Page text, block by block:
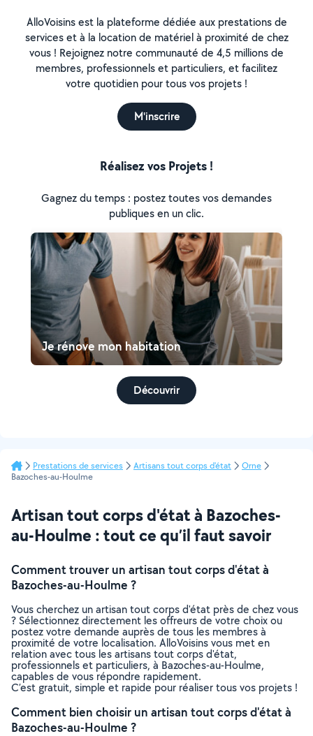
AlloVoisins est la plateforme dédiée aux prestations de
services et à la location de matériel à proximité de chez
vous ! Rejoignez notre communauté de 4,5 millions de
membres, professionnels et particuliers, et facilitez
votre quotidien pour tous vos projets !
M'inscrire
Réalisez vos Projets !
Gagnez du temps : postez toutes vos demandes
publiques en un clic.
Je rénove mon habitation
Découvrir
Prestations de services Artisans tout corps d'état
Orne
Bazoches-au-Houlme
Artisan tout corps d'état à Bazoches-
au-Houlme : tout ce qu’il faut savoir
Comment trouver un artisan tout corps d'état à
Bazoches-au-Houlme ?
Vous cherchez un artisan tout corps d'état près de chez vous
? Sélectionnez directement les offreurs de votre choix ou
postez votre demande auprès de tous les membres à
proximité de votre localisation. AlloVoisins vous met en
relation avec tous les artisans tout corps d'état,
professionnels et particuliers, à Bazoches-au-Houlme,
capables de vous répondre rapidement.
C’est gratuit, simple et rapide pour réaliser tous vos projets !
Comment bien choisir un artisan tout corps d'état à
Bazoches-au-Houlme ?